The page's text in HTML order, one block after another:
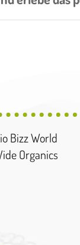
Bizz World
Organics